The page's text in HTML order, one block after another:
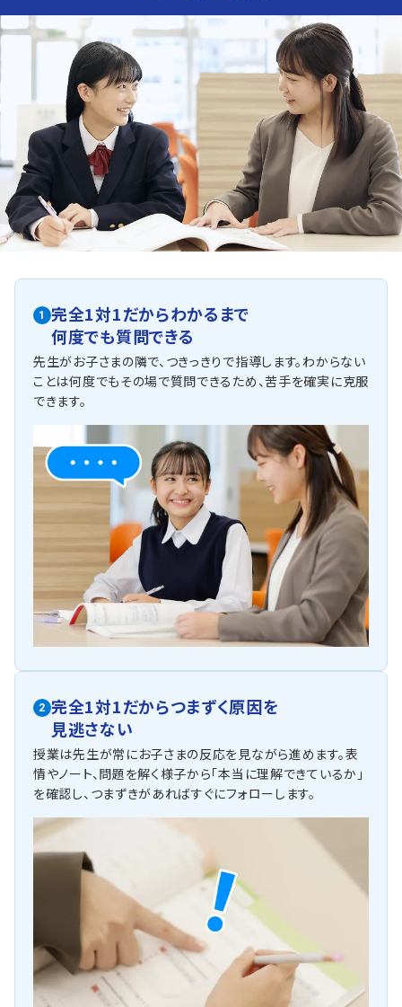
1
完全1対1だからわかるまで
何度でも質問できる
先生がお子さまの隣で、つきっきりで指導します。わからない
ことは何度でもその場で質問できるため、苦手を確実に克服
できます。
2 完全1対1だからつまずく原因を
見逃さない
授業は先生が常にお子さまの反応を見ながら進めます。表
情やノート、問題を解く様子から「本当に理解できているか」
を確認し、つまずきがあればすぐにフォローします。